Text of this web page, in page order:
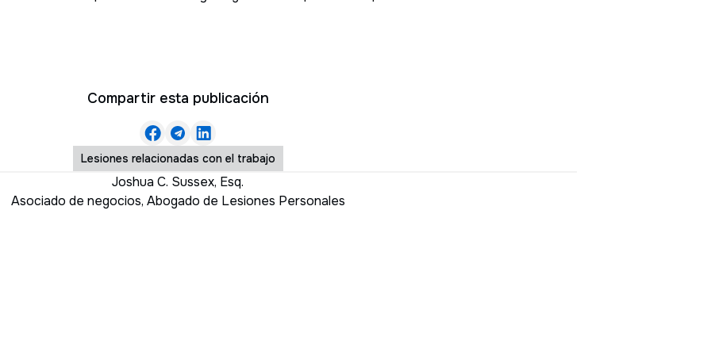
Compartir esta publicación
Lesiones relacionadas con el trabajo
Joshua C. Sussex, Esq.
Asociado de negocios, Abogado de Lesiones Personales